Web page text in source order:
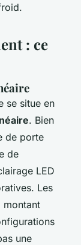
: ce
se situe en
. Bien
de porte
de
LED
Les
montant
une